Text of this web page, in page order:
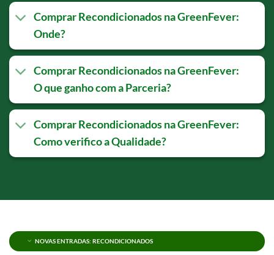
Comprar Recondicionados na GreenFever:
Onde?
Comprar Recondicionados na GreenFever:
O que ganho com a Parceria?
Comprar Recondicionados na GreenFever:
Como verifico a Qualidade?
NOVAS ENTRADAS: RECONDICIONADOS